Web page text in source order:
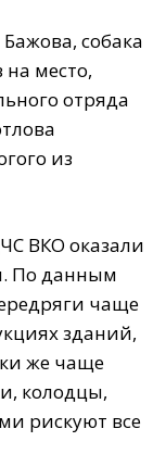
собака
место,
отряда
из
ВКО оказали
По данным
чаще
зданий,
же чаще
колодцы,
рискуют все